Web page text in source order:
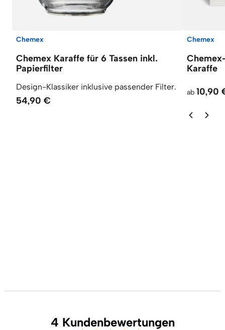
Chemex
Chemex Karaffe für 6 Tassen inkl.
Papierfilter
Design-Klassiker inklusive passender Filter.
54,90 €
Chemex
Karaffe
ab 10,90
4 Kundenbewertungen